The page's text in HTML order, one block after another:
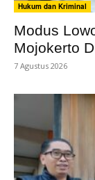
Hukum dan Kriminal
Modus
Mojokerto
7 Agustus 2026